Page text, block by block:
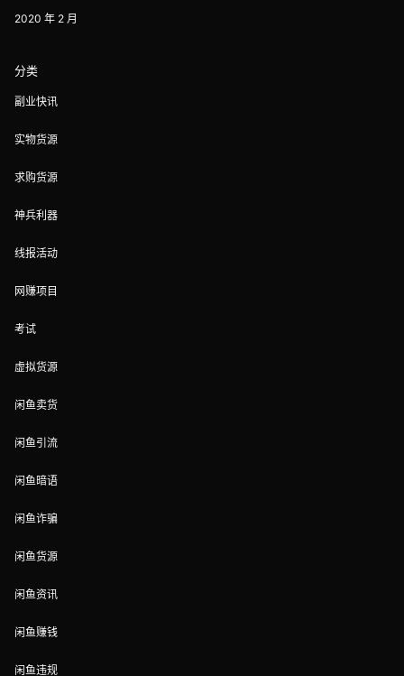
2020 年 2 月
分类
副业快讯
实物货源
求购货源
神兵利器
线报活动
网赚项目
考试
虚拟货源
闲鱼卖货
闲鱼引流
闲鱼暗语
闲鱼诈骗
闲鱼货源
闲鱼资讯
闲鱼赚钱
闲鱼违规